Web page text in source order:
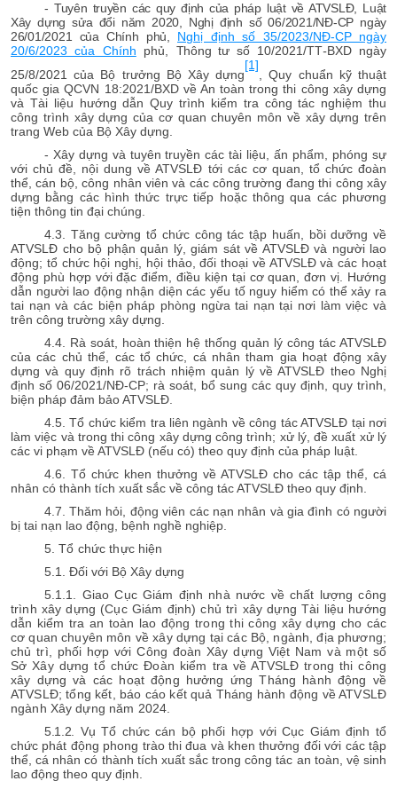
- Tuyên truyền các quy định của pháp luật về ATVSLĐ, Luật
Xây dựng sửa đổi năm 2020, Nghị định số 06/2021/NĐ-CP ngày
26/01/2021 của Chính phủ, Nghị định số 35/2023/NĐ-CP ngày
20/6/2023 của Chính phủ, Thông tư số 10/2021/TT-BXD ngày
25/8/2021 của Bộ trưởng BộXây dựng
[1]
, Quy chuẩn kỹ thuật
quốc gia QCVN 18:2021/BXD về An toàn trong thi công xây dựng
và Tài liệu hướng dẫn Quy trình kiểm tra công tác nghiệm thu
công trình xây dựng của cơ quan chuyên môn về xây dựng trên
trang Web của Bộ Xây dựng.
- Xây dựng và tuyên truyền các tài liệu, ấn phẩm, phóng sự
với chủ đề, nội dung về ATVSLĐ tới các cơ quan, tổ chức đoàn
thể, cán bộ, công nhân viên và các công trường đang thi công xây
dựng bằng các hình thức trực tiếp hoặc thông qua các phương
tiện thông tin đại chúng.
4.3. Tăng cường tổ chức công tác tập huấn, bồi dưỡng về
ATVSLĐ cho bộ phận quản lý, giám sát về ATVSLĐ và người lao
động; tổ chức hội nghị, hội thảo, đối thoại về ATVSLĐ và các hoạt
động phù hợp với đặc điểm, điều kiện tại cơ quan, đơn vị. Hướng
dẫn người lao động nhận diện các yếu tố nguy hiểm có thể xảy ra
tai nạn và các biện pháp phòng ngừa tai nạn tại nơi làm việc và
trên công trường xây dựng.
4.4. Rà soát, hoàn thiện hệ thống quản lý công tác ATVSLĐ
của các chủ thể, các tổ chức, cá nhân tham gia hoạt động xây
dựng và quy định rõ trách nhiệm quản lý về ATVSLĐ theo Nghị
định số 06/2021/NĐ-CP; rà soát, bổ sung các quy định, quy trình,
biện pháp đảm bảo ATVSLĐ.
4.5. Tổ chức kiểm tra liên ngành về công tác ATVSLĐ tại nơi
làm việc và trong thi công xây dựng công trình; xử lý, đề xuất xử lý
các vi phạm về ATVSLĐ (nếu có) theo quy định của pháp luật.
4.6. Tổ chức khen thưởng về ATVSLĐ cho các tập thể, cá
nhân có thành tích xuất sắc về công tác ATVSLĐ theo quy định.
4.7. Thăm hỏi, động viên các nạn nhân và gia đình có người
bị tai nạn lao động, bệnh nghề nghiệp.
5. Tổ chức thực hiện
5.1. Đối với Bộ Xây dựng
5.1.1. Giao Cục Giám định nhà nước về chất lượng công
trình xây dựng (Cục Giám định) chủ trì xây dựng Tài liệu hướng
dẫn kiểm tra an toàn lao động trong thi công xây dựng cho các
cơ quan chuyên môn về xây dựng tại các Bộ, ngành, địa phương;
chủ trì, phối hợp với Công đoàn Xây dựng Việt Nam và một số
Sở Xây dựng tổ chức Đoàn kiểm tra về ATVSLĐ trong thi công
xây dựng và các hoạt động hưởng ứng Tháng hành động về
ATVSLĐ; tổng kết, báo cáo kết quả Tháng hành động về ATVSLĐ
ngành Xây dựng năm 2024.
5.1.2. Vụ Tổ chức cán bộ phối hợp với Cục Giám định tổ
chức phát động phong trào thi đua và khen thưởng đối với các tập
thể, cá nhân có thành tích xuất sắctrong công tác an toàn, vệ sinh
lao động theo quy định.